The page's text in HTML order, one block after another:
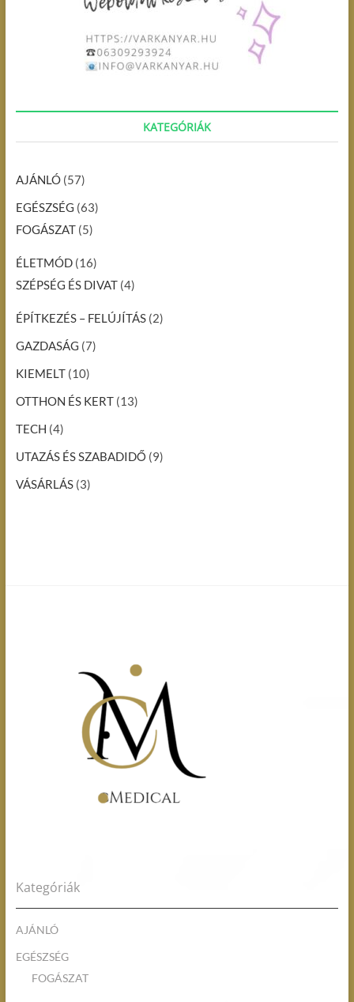
KATEGÓRIÁK
AJÁNLÓ(57)
EGÉSZSÉG (63)
FOGÁSZAT(5)
ÉLETMÓD(16)
SZÉPSÉG ÉS DIVAT(4)
ÉPÍTKEZÉS – FELÚJÍTÁS(2)
GAZDASÁG (7)
KIEMELT(10)
OTTHON ÉS KERT(13)
TECH (4)
UTAZÁS ÉS SZABADIDŐ (9)
VÁSÁRLÁS(3)
Kategóriák
AJÁNLÓ
EGÉSZSÉG
FOGÁSZAT